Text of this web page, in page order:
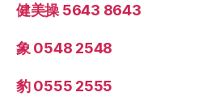
健美操 5643 8643
象 0548 2548
豹 0555 2555